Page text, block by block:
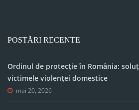
POSTĂRI RECENTE
Ordinul de protecție în România:
victimele violenței domestice
mai 20, 2026